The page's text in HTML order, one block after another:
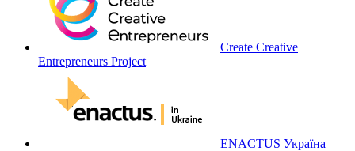
Create Creative
Entrepreneurs Project
ENACTUS Україна